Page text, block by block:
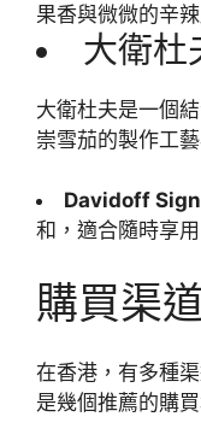
果香與微微的辛
大衛杜
大衛杜夫是一個
崇雪茄的製作工
Davidoff
和，適合隨時享用
購買渠
在香港，有多種
是幾個推薦的購買